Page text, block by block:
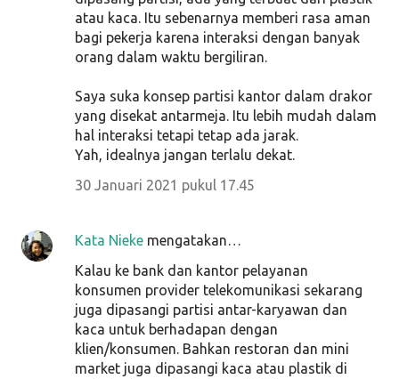
atau kaca. Itu sebenarnya memberi rasa aman
bagi pekerja karena interaksi dengan banyak
orang dalam waktu bergiliran.
Saya suka konsep partisi kantor dalam drakor
yang disekat antarmeja. Itu lebih mudah dalam
hal interaksi tetapi tetap ada jarak.
Yah, idealnya jangan terlalu dekat.
30 Januari 2021 pukul 17.45
Kata Nieke mengatakan…
Kalau ke bank dan kantor pelayanan
konsumen provider telekomunikasi sekarang
juga dipasangi partisi antar-karyawan dan
kaca untuk berhadapan dengan
klien/konsumen. Bahkan restoran dan mini
market juga dipasangi kaca atau plastik di